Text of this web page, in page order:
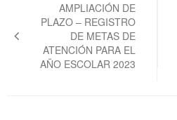
entradas
AMPLIACIÓN DE
PLAZO – REGISTRO
DE METAS DE
ATENCIÓN PARA EL
AÑO ESCOLAR 2023